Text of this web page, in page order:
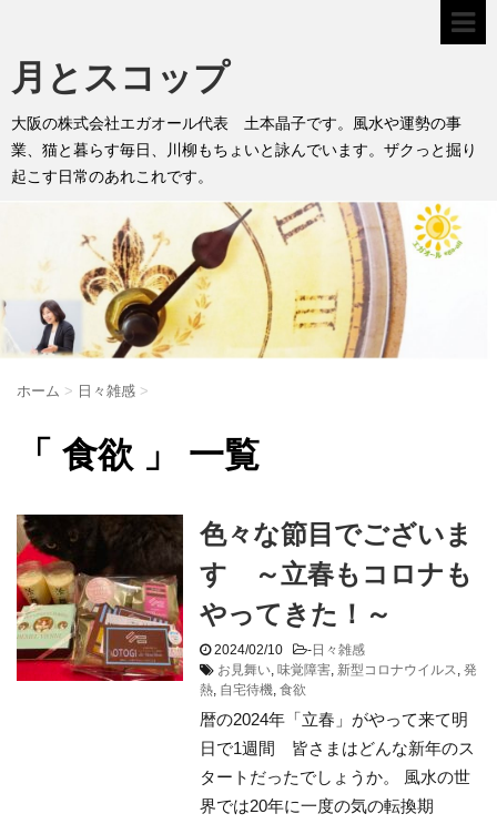
月とスコップ
大阪の株式会社エガオール代表 土本晶子です。風水や運勢の事
業、猫と暮らす毎日、川柳もちょいと詠んでいます。ザクっと掘り
起こす日常のあれこれです。
ホーム > 日々雑感 >
「 食欲 」 一覧
色々な節目でございま
す ～立春もコロナも
やってきた！～
2024/02/10 -日々雑感
お見舞い, 味覚障害, 新型コロナウイルス, 発
熱, 自宅待機, 食欲
暦の2024年「立春」がやって来て明
日で1週間 皆さまはどんな新年のス
タートだったでしょうか。 風水の世
界では20年に一度の気の転換期